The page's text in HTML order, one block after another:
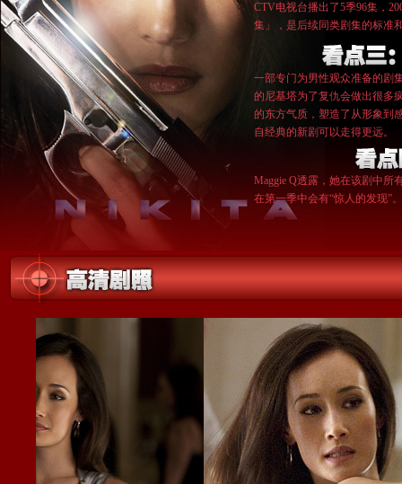
CTV电视台播出了5季96集，
集」，是后续同类剧集的标准
一部专门为男性观众准备的剧
的尼基塔为了复仇会做出很多
的东方气质，塑造了从形象到
自经典的新剧可以走得更远。
Maggie Q透露，她在该剧中所
在第一季中会有“惊人的发现”